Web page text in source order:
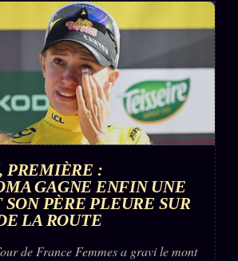
PREMIÈRE :
GAGNE ENFIN UNE
SON PÈRE PLEURE SUR
LA ROUTE
de France Femmes a gravi le mont